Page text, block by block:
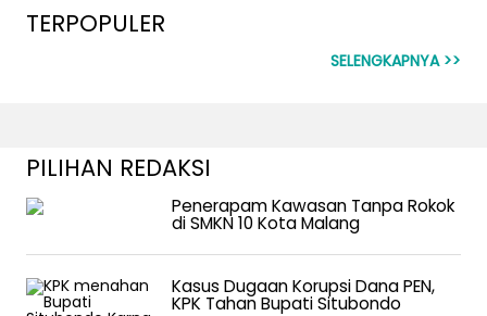
TERPOPULER
SELENGKAPNYA >>
PILIHAN REDAKSI
Penerapam Kawasan Tanpa Rokok
di SMKN 10 Kota Malang
Kasus Dugaan Korupsi Dana PEN,
KPK Tahan Bupati Situbondo